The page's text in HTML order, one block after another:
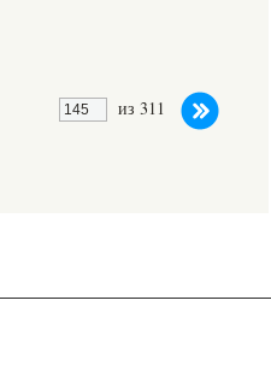
из 311